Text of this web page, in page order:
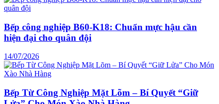
Bếp công nghiệp B60-K18: Chuẩn mực hậu cần
hiện đại cho quân đội
14/07/2026
Bếp Từ Công Nghiệp Mặt Lõm – Bí Quyết “Giữ